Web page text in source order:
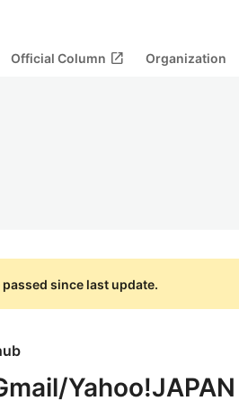
Official Column open_in_new Organization
since last update.